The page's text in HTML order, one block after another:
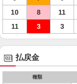
10
8 11
11
3 3
払戻金
種類